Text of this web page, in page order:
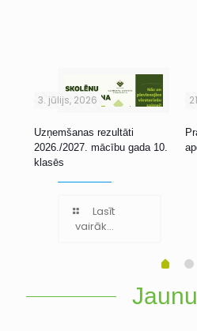
3. jūlijs, 2026
Uzņemšanas rezultāti
2026./2027. mācību gada 10.
klasēs
Lasīt
vairāk...